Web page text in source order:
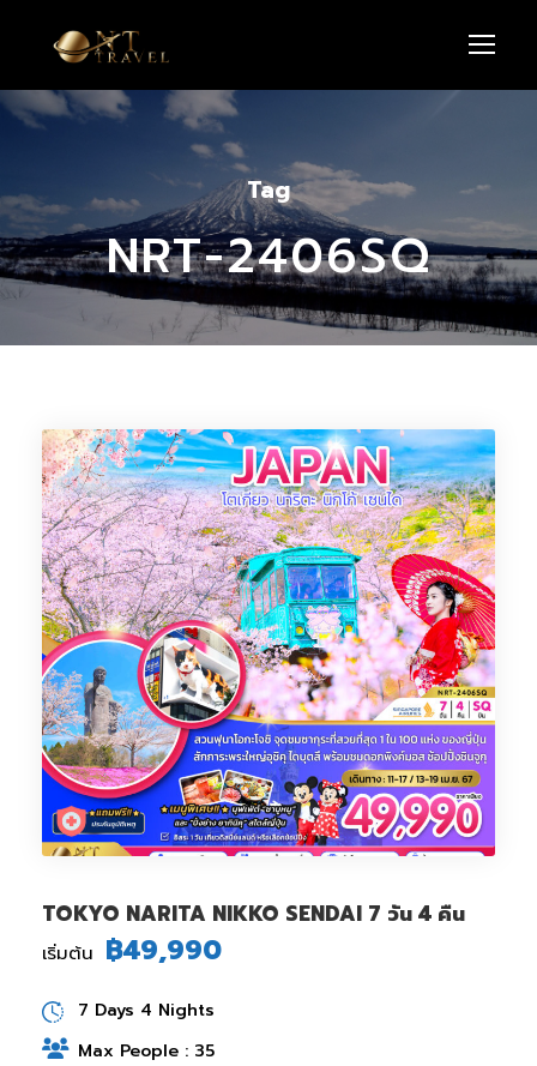
Tag
NRT-2406SQ
TOKYO NARITA NIKKO SENDAI 7 วัน 4 คืน
เริ่มต้น ฿49,990
7 Days 4 Nights
Max People : 35